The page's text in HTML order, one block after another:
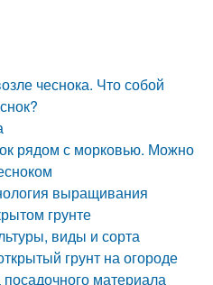
чеснока. Что собой
рядом с морковью. Можно
выращивания
грунте
виды и сорта
грунт на огороде
материала